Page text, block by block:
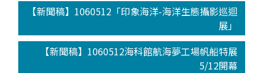
【新聞稿】1060512「印象海洋-海洋生態攝影巡迴
展」
【新聞稿】1060512海科館航海夢工場帆船特展
5/12開幕